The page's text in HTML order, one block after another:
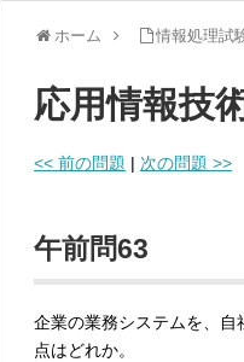
ホーム 情報処理試
応用情報技
<< 前の問題 | 次の問題 >>
午前問63
企業の業務システムを、
点はどれか。